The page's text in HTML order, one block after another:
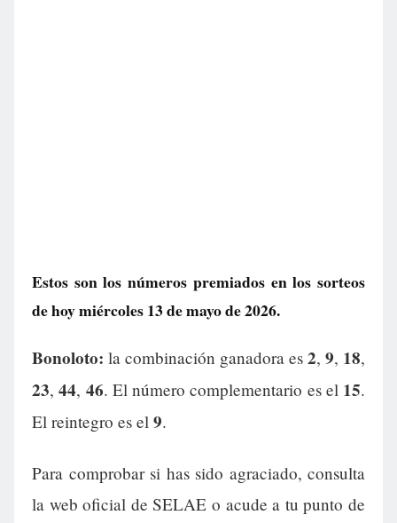
Estos son los números premiados en los sorteos
de hoy miércoles 13 de mayo de 2026.
Bonoloto: la combinación ganadora es 2, 9, 18,
23,44, 46. El número complementario es el 15.
El reintegro es el 9.
Para comprobar si has sido agraciado, consulta
la web oficial de SELAE o acude a tu punto de